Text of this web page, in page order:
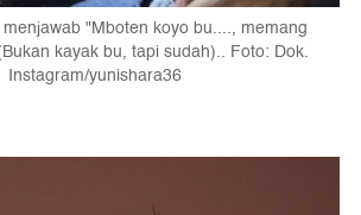
"Mboten koyo bu...., memang
kayak bu, tapi sudah).. Foto: Dok.
Instagram/yunishara36